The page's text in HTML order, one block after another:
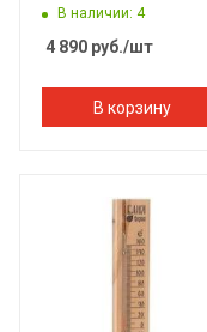
140*225 мм
В наличии: 4
4 890 руб./шт
В корзину